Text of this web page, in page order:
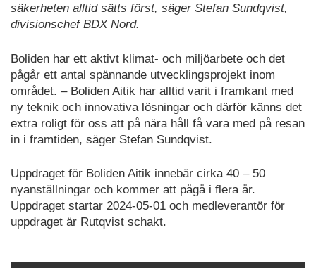
säkerheten alltid sätts först, säger Stefan Sundqvist,
divisionschef BDX Nord.
Boliden har ett aktivt klimat- och miljöarbete och det
pågår ett antal spännande utvecklingsprojekt inom
området. – Boliden Aitik har alltid varit i framkant med
ny teknik och innovativa lösningar och därför känns det
extra roligt för oss att på nära håll få vara med på resan
in i framtiden, säger Stefan Sundqvist.
Uppdraget för Boliden Aitik innebär cirka 40 – 50
nyanställningar och kommer att pågå i flera år.
Uppdraget startar 2024-05-01 och medleverantör för
uppdraget är Rutqvist schakt.